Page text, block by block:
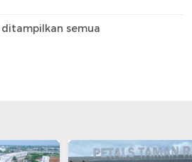
semua